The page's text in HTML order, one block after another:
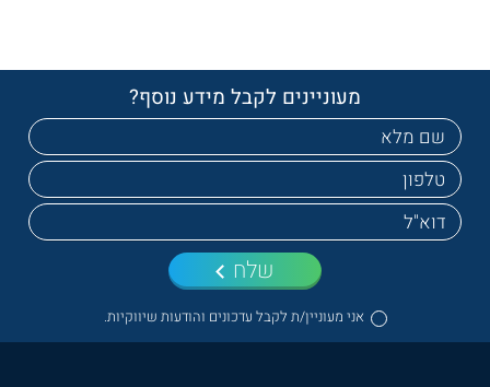
מעוניינים לקבל מידע נוסף?
אני מעוניין/ת לקבל עדכונים והודעות שיווקיות.
שלח